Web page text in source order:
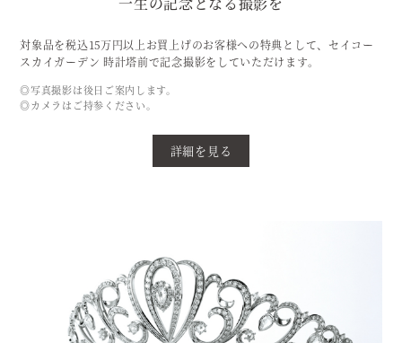
対象品を税込15万円以上お買上げのお客様への特典として、セイコー
スカイガーデン 時計塔前で記念撮影をしていただけます。
◎写真撮影は後日ご案内します。
◎カメラはご持参ください。
詳細を見る